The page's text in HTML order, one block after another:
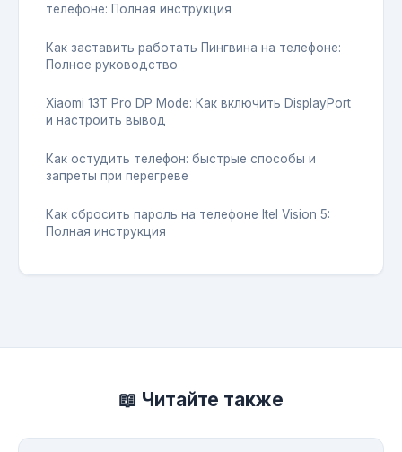
телефоне: Полная инструкция
Как заставить работать Пингвина на телефоне:
Полное руководство
Xiaomi 13T Pro DP Mode: Как включить DisplayPort
и настроить вывод
Как остудить телефон: быстрые способы и
запреты при перегреве
Как сбросить пароль на телефоне Itel Vision 5:
Полная инструкция
📖 Читайте также